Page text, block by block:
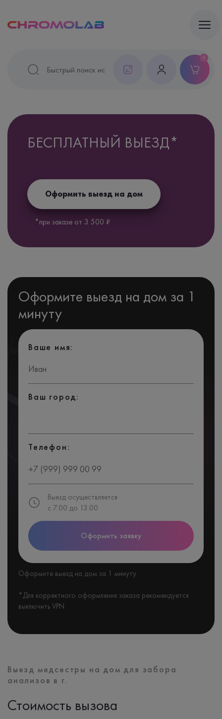
0
БЕСПЛАТНЫЙ ВЫЕЗД*
Оформить выезд на дом
*при заказе от 3 500 ₽
Оформите выезд на дом за 1
минуту
Ваше имя:
Ваш город:
Телефон:
Выезд осуществляется
с 7:00 до 13:00
Оформить заявку
Оформите выезд на дом за 1 минуту
*Для корректного оформления заказа рекомендуется
выключить VPN
Выезд медсестры на дом для забора
анализов в г.
Стоимость вызова